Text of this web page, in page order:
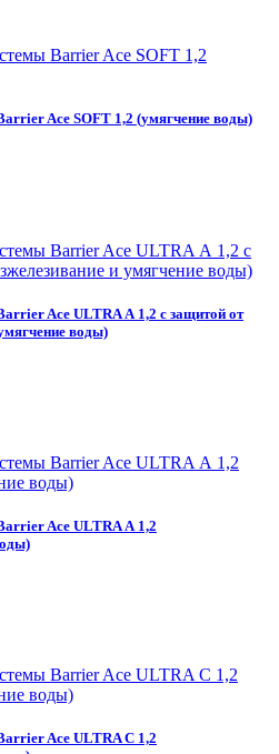
Ace SOFT 1,2 (умягчение воды)
Ace ULTRA А 1,2 с защитой от
воды)
Ace ULTRA А 1,2
Ace ULTRA C 1,2